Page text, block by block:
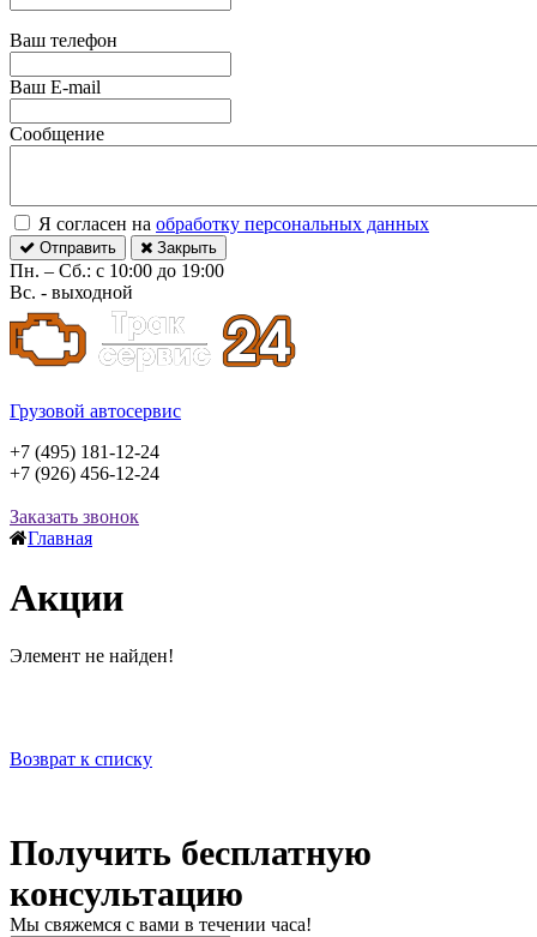
Ваш телефон
Ваш E-mail
Сообщение
Я согласен на обработку персональных данных
Отправить Закрыть
Пн. – Сб.: с 10:00 до 19:00
Вс. - выходной
Грузовой автосервис
+7 (495) 181-12-24
+7 (926) 456-12-24
Заказать звонок
Главная
Акции
Элемент не найден!
Возврат к списку
Получить бесплатную
консультацию
Мы свяжемся с вами в течении часа!